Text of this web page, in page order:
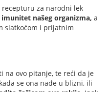
za narodni lek
imunitet našeg organizma, a
slatkoćom i prijatnim
na ovo pitanje, te reći da je
se ona nađe u blizni, ili